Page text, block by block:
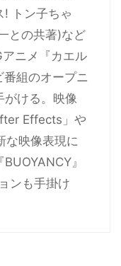
! トン子ちゃ
との共著)など
ニメ『カエル
組のオープニ
がける。映像
Effects」や
な映像表現に
』
ンも手掛け